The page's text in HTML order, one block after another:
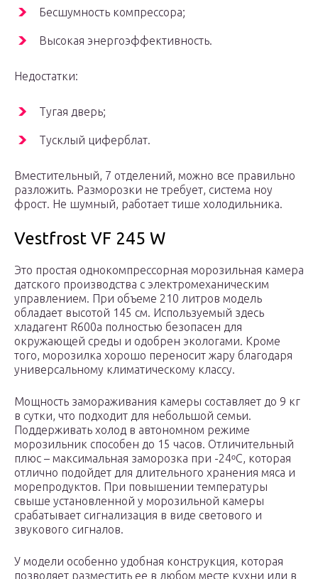
Бесшумность компрессора;
Высокая энергоэффективность.
Недостатки:
Тугая дверь;
Тусклый циферблат.
Вместительный, 7 отделений, можно все правильно
разложить. Разморозки не требует, система ноу
фрост. Не шумный, работает тише холодильника.
Vestfrost VF 245 W
Это простая однокомпрессорная морозильная камера
датского производства с электромеханическим
управлением. При объеме 210 литров модель
обладает высотой 145 см. Используемый здесь
хладагент R600a полностью безопасен для
окружающей среды и одобрен экологами. Кроме
того, морозилка хорошо переносит жару благодаря
универсальному климатическому классу.
Мощность замораживания камеры составляет до 9 кг
в сутки, что подходит для небольшой семьи.
Поддерживать холод в автономном режиме
морозильник способен до 15 часов. Отличительный
плюс – максимальная заморозка при -24ᵒС, которая
отлично подойдет для длительного хранения мяса и
морепродуктов. При повышении температуры
свыше установленной у морозильной камеры
срабатывает сигнализация в виде светового и
звукового сигналов.
У модели особенно удобная конструкция, которая
позволяет разместить ее в любом месте кухни или в